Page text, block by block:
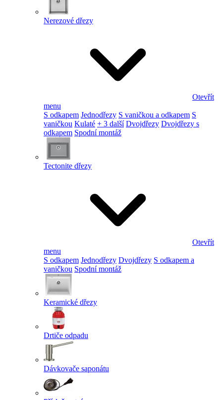
Nerezové dřezy
Otevřít
menu
S odkapem Jednodřezy S vaničkou a odkapem S
vaničkou Kulaté + 3 další Dvojdřezy Dvojdřezy s
odkapem Spodní montáž
Tectonite dřezy
Otevřít
menu
S odkapem Jednodřezy Dvojdřezy S odkapem a
vaničkou Spodní montáž
Keramické dřezy
Drtiče odpadu
Dávkovače saponátu